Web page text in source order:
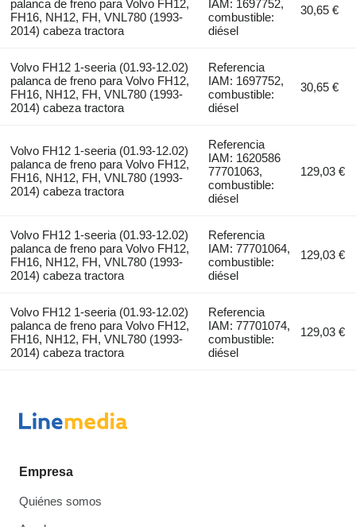
palanca de freno para Volvo FH12,
FH16, NH12, FH, VNL780 (1993-
2014) cabeza tractora
IAM: 1697752,
combustible:
diésel
30,65 €
Volvo FH12 1-seeria (01.93-12.02)
palanca de freno para Volvo FH12,
FH16, NH12, FH, VNL780 (1993-
2014) cabeza tractora
Referencia
IAM: 1697752,
combustible:
diésel
30,65 €
Volvo FH12 1-seeria (01.93-12.02)
palanca de freno para Volvo FH12,
FH16, NH12, FH, VNL780 (1993-
2014) cabeza tractora
Referencia
IAM: 1620586
77701063,
combustible:
diésel
129,03 €
Volvo FH12 1-seeria (01.93-12.02)
palanca de freno para Volvo FH12,
FH16, NH12, FH, VNL780 (1993-
2014) cabeza tractora
Referencia
IAM: 77701064,
combustible:
diésel
129,03 €
Volvo FH12 1-seeria (01.93-12.02)
palanca de freno para Volvo FH12,
FH16, NH12, FH, VNL780 (1993-
2014) cabeza tractora
Referencia
IAM: 77701074,
combustible:
diésel
129,03 €
Empresa
Quiénes somos